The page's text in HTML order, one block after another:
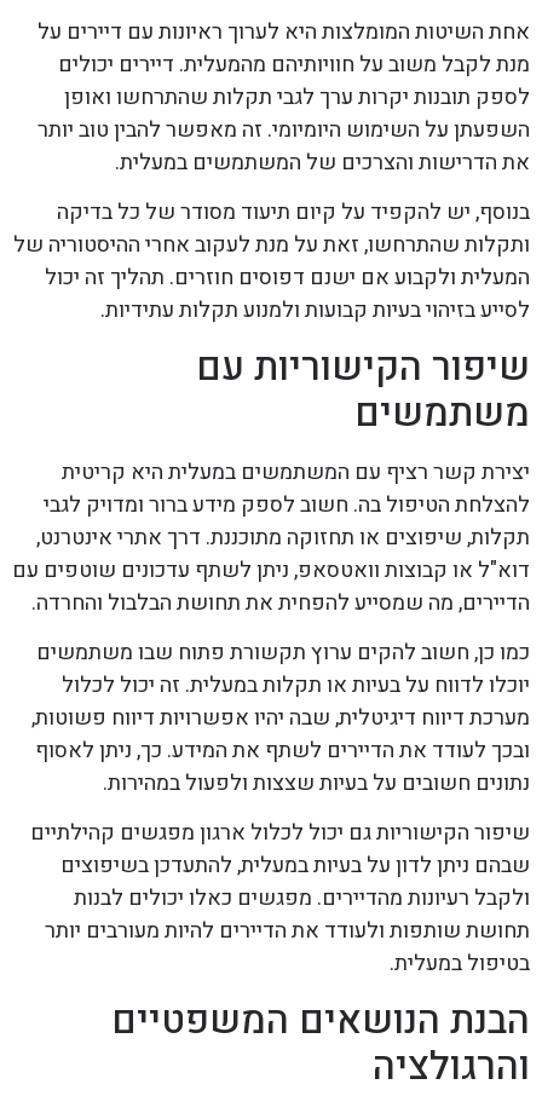
אחת השיטות המומלצות היא לערוך ראיונות עם דיירים על
מנת לקבל משוב על חוויותיהם מהמעלית. דיירים יכולים
לספק תובנות יקרות ערך לגבי תקלות שהתרחשו ואופן
השפעתן על השימוש היומיומי. זה מאפשר להבין טוב יותר
את הדרישות והצרכים של המשתמשים במעלית.
בנוסף, יש להקפיד על קיום תיעוד מסודר של כל בדיקה
ותקלות שהתרחשו, זאת על מנת לעקוב אחרי ההיסטוריה של
המעלית ולקבוע אם ישנם דפוסים חוזרים. תהליך זה יכול
לסייע בזיהוי בעיות קבועות ולמנוע תקלות עתידיות.
שיפור הקישוריות עם
משתמשים
יצירת קשר רציף עם המשתמשים במעלית היא קריטית
להצלחת הטיפול בה. חשוב לספק מידע ברור ומדויק לגבי
תקלות, שיפוצים או תחזוקה מתוכננת. דרך אתרי אינטרנט,
דוא"ל או קבוצות וואטסאפ, ניתן לשתף עדכונים שוטפים עם
הדיירים, מה שמסייע להפחית את תחושת הבלבול והחרדה.
כמו כן, חשוב להקים ערוץ תקשורת פתוח שבו משתמשים
יוכלו לדווח על בעיות או תקלות במעלית. זה יכול לכלול
מערכת דיווח דיגיטלית, שבה יהיו אפשרויות דיווח פשוטות,
ובכך לעודד את הדיירים לשתף את המידע. כך, ניתן לאסוף
נתונים חשובים על בעיות שצצות ולפעול במהירות.
שיפור הקישוריות גם יכול לכלול ארגון מפגשים קהילתיים
שבהם ניתן לדון על בעיות במעלית, להתעדכן בשיפוצים
ולקבל רעיונות מהדיירים. מפגשים כאלו יכולים לבנות
תחושת שותפות ולעודד את הדיירים להיות מעורבים יותר
בטיפול במעלית.
הבנת הנושאים המשפטיים
והרגולציה